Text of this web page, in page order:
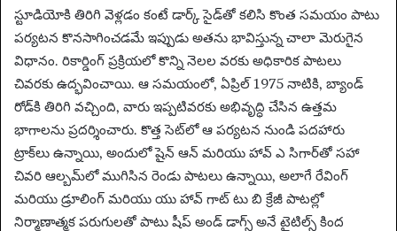
స్టూడియోకి తిరిగి వెళ్లడం కంటే డార్క్ సైడ్‌తో కలిసి కొంత సమయం పాటు
పర్యటన కొనసాగించడమే ఇప్పుడు అతను భావిస్తున్న చాలా మెరుగైన
విధానం. రికార్డింగ్ ప్రక్రియలో కొన్ని నెలల వరకు అధికారిక పాటలు
చివరకు ఉద్భవించాయి. ఆ సమయంలో, ఏప్రిల్ 1975 నాటికి, బ్యాండ్
రోడ్‌కి తిరిగి వచ్చింది, వారు ఇప్పటివరకు అభివృద్ధి చేసిన ఉత్తమ
భాగాలను ప్రదర్శించారు. కొత్త సెట్‌లో ఆ పర్యటన నుండి పదహారు
ట్రాక్‌లు ఉన్నాయి, అందులో షైన్ ఆన్ మరియు హావ్ ఎ సిగార్‌తో సహా
చివరి ఆల్బమ్‌లో ముగిసిన రెండు పాటలు ఉన్నాయి, అలాగే రేవింగ్
మరియు డ్రూలింగ్ మరియు యు హావ్ గాట్ టు బి క్రేజీ పాటల్లో
నిర్మాణాత్మక పరుగులతో పాటు షీప్ అండ్ డాగ్స్ అనే టైటిల్స్ కింద